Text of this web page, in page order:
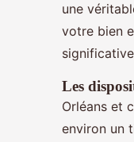
une
votre bien
Les
Orléans et
environ un